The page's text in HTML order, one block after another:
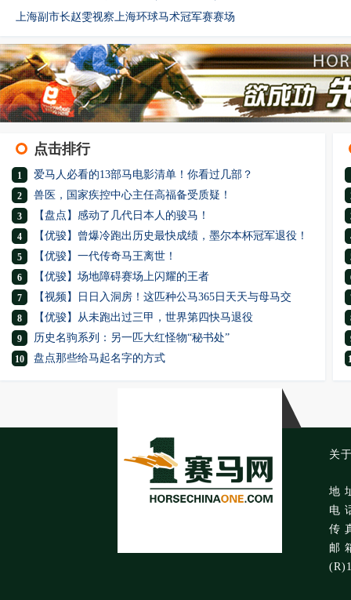
上海副市长赵雯视察上海环球马术冠军赛赛场
点击排行
1 爱马人必看的13部马电影清单！你看过几部？
2 兽医，国家疾控中心主任高福备受质疑！
3 【盘点】感动了几代日本人的骏马！
4 【优骏】曾爆冷跑出历史最快成绩，墨尔本杯冠军退役！
5 【优骏】一代传奇马王离世！
6 【优骏】场地障碍赛场上闪耀的王者
7 【视频】日日入洞房！这匹种公马365日天天与母马交
8 【优骏】从未跑出过三甲，世界第四快马退役
9 历史名驹系列：另一匹大红怪物“秘书处”
10 盘点那些给马起名字的方式
关
地
电
传
邮